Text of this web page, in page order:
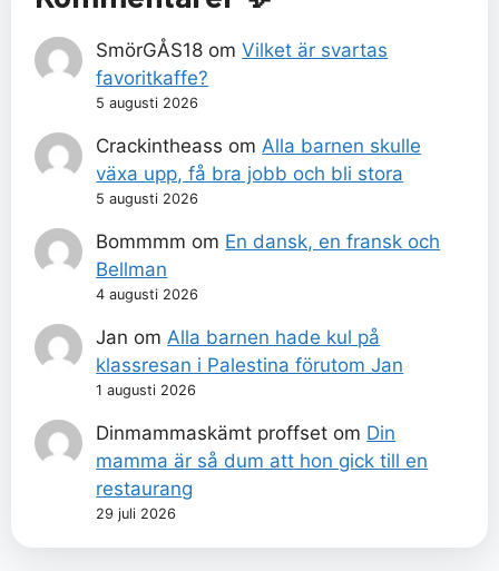
SmörGÅS18 omVilket är svartas
favoritkaffe?
5 augusti 2026
Crackintheass om Alla barnen skulle
växa upp, få bra jobb och bli stora
5 augusti 2026
Bommmm om En dansk, en fransk och
Bellman
4 augusti 2026
Jan om Alla barnen hade kul på
klassresan i Palestina förutom Jan
1 augusti 2026
Dinmammaskämt proffset om Din
mamma är så dum att hon gick till en
restaurang
29 juli 2026